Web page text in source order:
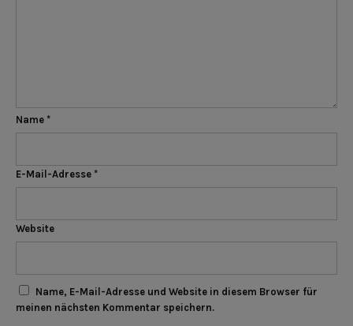
Name *
E-Mail-Adresse *
Website
Name, E-Mail-Adresse und Website in diesem Browser für
meinen nächsten Kommentar speichern.